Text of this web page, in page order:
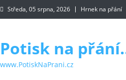
Skip to content
Středa, 05 srpna, 2026 Hrnek na přání
Potisk na
www.PotiskNaPrani.cz